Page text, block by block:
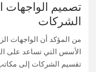
تصميم الواجهات
الشركات
من المؤكد أن الواجهات
الأسس التي تساعد على
تقسيم الشركات إلى